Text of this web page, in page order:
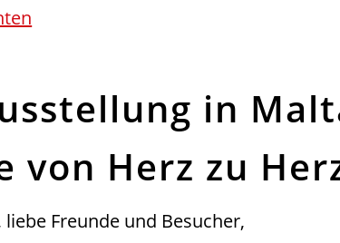
in
von Herz zu
Freunde und Besucher,